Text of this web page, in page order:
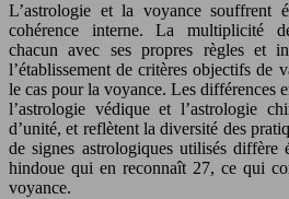
L’astrologie et la voyance souffrent
cohérence interne. La multiplicité
chacun avec ses propres règles et
l’établissement de critères objectifs de
le cas pour la voyance. Les différences
l’astrologie védique et l’astrologie
d’unité, et reflètent la diversité des
de signes astrologiques utilisés diffère
hindoue qui en reconnaît 27, ce qui
voyance.